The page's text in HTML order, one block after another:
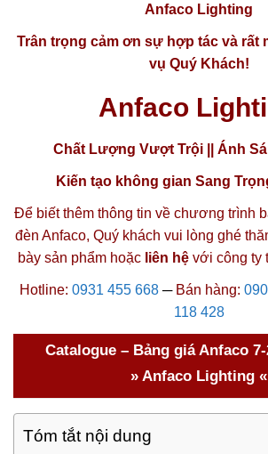
Anfaco Lighting
Trân trọng cảm ơn sự hợp tác và rất
vụ Quý Khách!
Anfaco
Chất Lượng Vượt Trội || Ánh
Kiến tạo không gian Sang
Để biết thêm thông tin về chương trình
đèn Anfaco, Quý khách vui lòng ghé
bày sản phẩmhoặc liên hệvới công ty
Hotline: 0931 455 668 ─Bán hàng:
118 428
Catalogue – Bảng giá Anfaco
» Anfaco Lighting «
Tóm tắt nội dung